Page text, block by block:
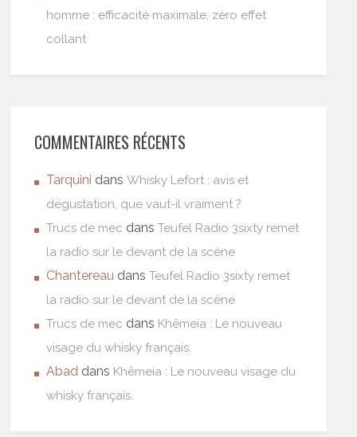
homme : efficacité maximale, zéro effet
collant
COMMENTAIRES RÉCENTS
Tarquini dansWhisky Lefort : avis et
dégustation, que vaut-il vraiment ?
Trucs de mec dansTeufel Radio 3sixty remet
la radio sur le devant de la scène
Chantereau dansTeufel Radio 3sixty remet
la radio sur le devant de la scène
Trucs de mec dans Khêmeia : Le nouveau
visage du whisky français.
Abad dans Khêmeia : Le nouveau visage du
whisky français.